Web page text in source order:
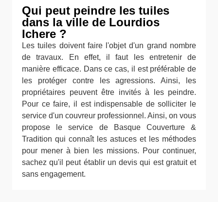
Qui peut peindre les tuiles
dans la ville de Lourdios
Ichere ?
Les tuiles doivent faire l'objet d'un grand nombre
de travaux. En effet, il faut les entretenir de
manière efficace. Dans ce cas, il est préférable de
les protéger contre les agressions. Ainsi, les
propriétaires peuvent être invités à les peindre.
Pour ce faire, il est indispensable de solliciter le
service d'un couvreur professionnel. Ainsi, on vous
propose le service de Basque Couverture &
Tradition qui connaît les astuces et les méthodes
pour mener à bien les missions. Pour continuer,
sachez qu'il peut établir un devis qui est gratuit et
sans engagement.